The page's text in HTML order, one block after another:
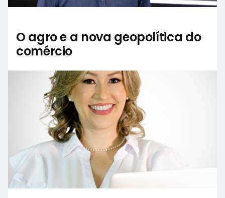
O agro e a nova geopolítica do
comércio